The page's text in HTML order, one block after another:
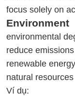
focus solely on
Environment
environmental
reduce emissions
renewable energy
natural resources
Ví dụ: